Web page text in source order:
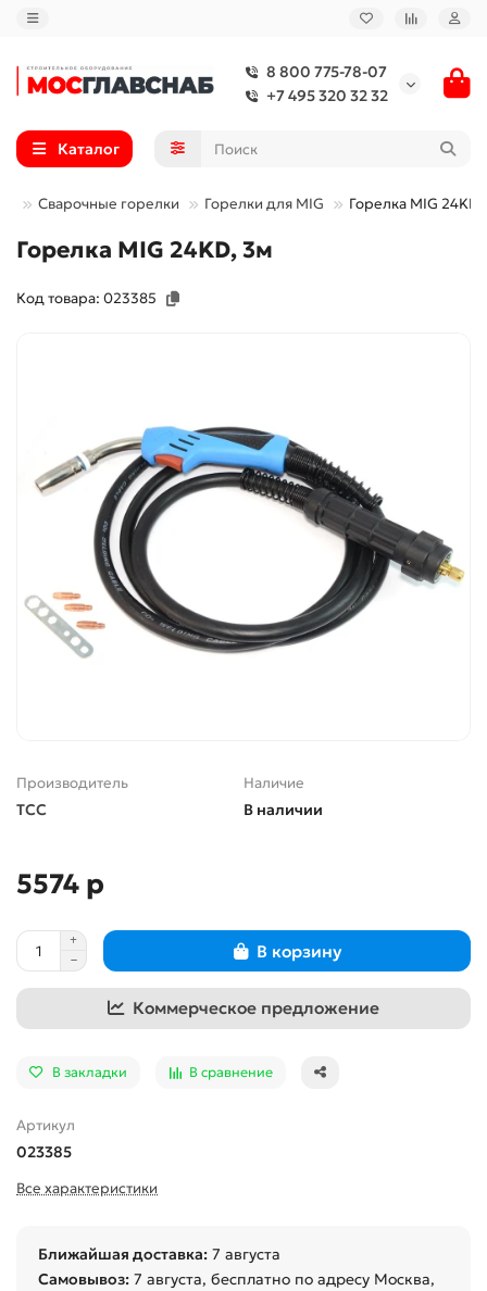
8 800 775-78-07
+7 495 320 32 32
Каталог
Сварочные горелки Горелки для MIG Горелка MIG
Горелка MIG 24KD, 3м
Код товара: 023385
Производитель
ТСС
Наличие
В наличии
5574 р
В корзину
Коммерческое предложение
В закладки В сравнение
Артикул
023385
Все характеристики
Ближайшая доставка: 7 августа
Самовывоз: 7 августа, бесплатно по адресу Москва,